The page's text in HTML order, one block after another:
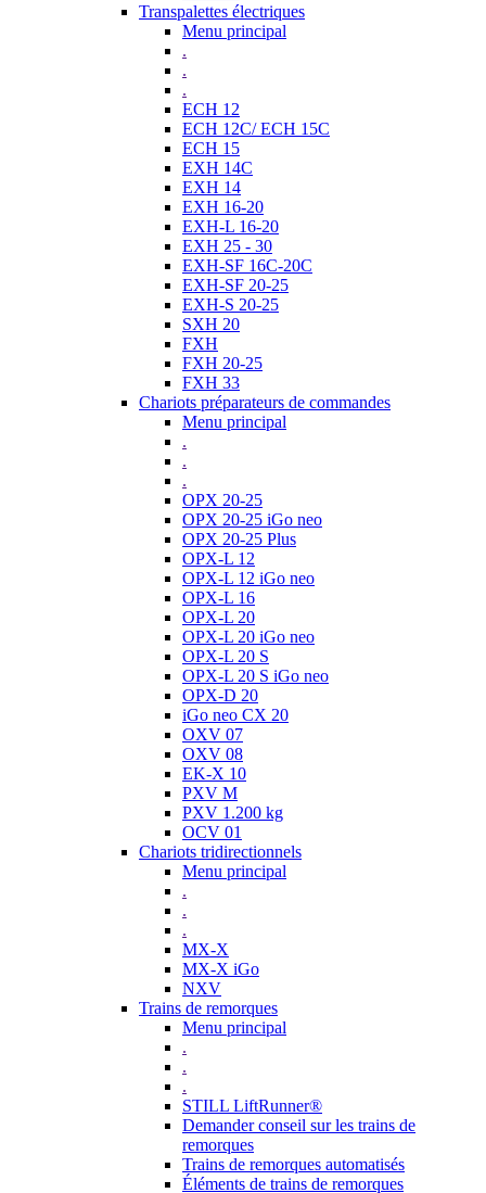
Transpalettes électriques
Menu principal
.
.
.
ECH 12
ECH 12C/ ECH 15C
ECH 15
EXH 14C
EXH 14
EXH 16-20
EXH-L 16-20
EXH 25 - 30
EXH-SF 16C-20C
EXH-SF 20-25
EXH-S 20-25
SXH 20
FXH
FXH 20-25
FXH 33
Chariots préparateurs de commandes
Menu principal
.
.
.
OPX 20-25
OPX 20-25 iGo neo
OPX 20-25 Plus
OPX-L 12
OPX-L 12 iGo neo
OPX-L 16
OPX-L 20
OPX-L 20 iGo neo
OPX-L 20 S
OPX-L 20 S iGo neo
OPX-D 20
iGo neo CX 20
OXV 07
OXV 08
EK-X 10
PXV M
PXV 1.200 kg
OCV 01
Chariots tridirectionnels
Menu principal
.
.
.
MX-X
MX-X iGo
NXV
Trains de remorques
Menu principal
.
.
.
STILL LiftRunner®
Demander conseil sur les trains de
remorques
Trains de remorques automatisés
Éléments de trains de remorques